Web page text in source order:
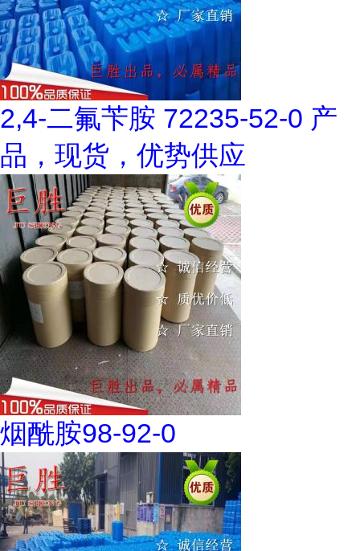
2,4-二氟苄胺 72235-52-0 产
品，现货，优势供应
烟酰胺98-92-0